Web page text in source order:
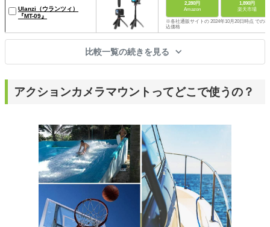
Ulanzi（ウランツィ）
『MT-09』
2,280円
Amazon
1,890円
楽天市場
※各社通販サイトの 2024年10月20日時点 での税
込価格
比較一覧の続きを見る
アクションカメラマウントってどこで使うの？